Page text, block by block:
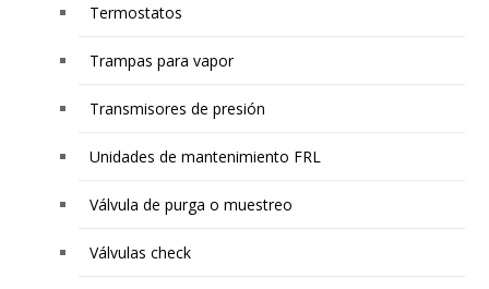
Termostatos
Trampas para vapor
Transmisores de presión
Unidades de mantenimiento FRL
Válvula de purga o muestreo
Válvulas check